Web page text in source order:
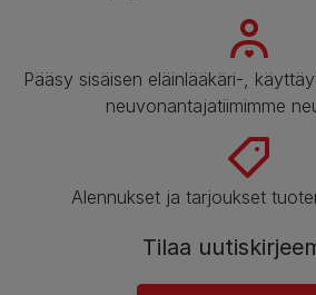
Pääsy sisäisen eläinlääkäri-,
neuvonantajatiimimme
Alennukset ja tarjoukset
Tilaa